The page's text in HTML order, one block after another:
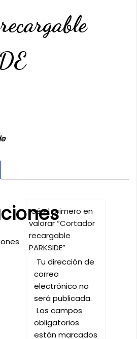
Sé el primero en
valorar “Cortador
recargable
PARKSIDE”
Tu dirección de
correo
electrónico no
será publicada.
Los campos
obligatorios
están marcados